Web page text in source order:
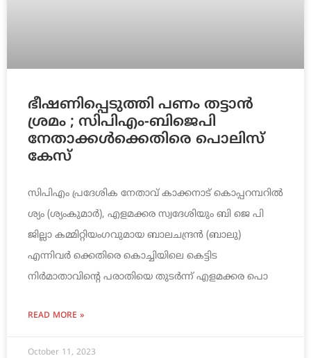
ഭീഷണിപ്പെടുത്തി പണം തട്ടാന്‍
ശ്രമം ; സിപിഎം-ബിജെപി
നേതാക്കള്‍ക്കെതിരെ പൊലിസ്
കേസ്
സിപിഎം പ്രദേശിക നേതാവ് കാക്കനാട് കൊപ്പറമ്പറില്‍
ശ്യം (ശ്യംകുമാര്‍), എളമക്കര സ്വദേശിയും ബി ജെ പി
ജില്ലാ കമ്മിറ്റിയംഗവുമായ ബാലചന്ദ്രന്‍ (ബാലു)
എന്നിവര്‍ ക്കെതിരെ കൊച്ചിയിലെ കെട്ടിട
നിര്‍മാതാവിന്റെ പരാതിയെ തുടര്‍ന്ന് എളമക്കര പൊ
READ MORE »
October 11, 2023